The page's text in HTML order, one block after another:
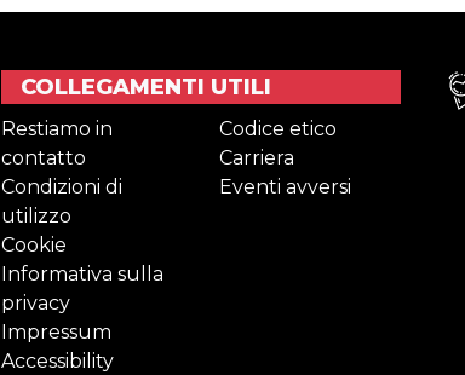
COLLEGAMENTI UTILI
Restiamo in
contatto
Condizioni di
utilizzo
Cookie
Informativa sulla
privacy
Impressum
Accessibility
Codice etico
Carriera
Eventi avversi